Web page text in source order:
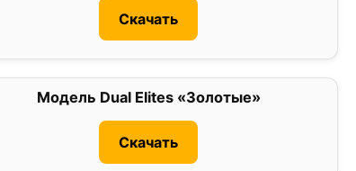
Скачать
Модель Dual Elites «Золотые»
Скачать